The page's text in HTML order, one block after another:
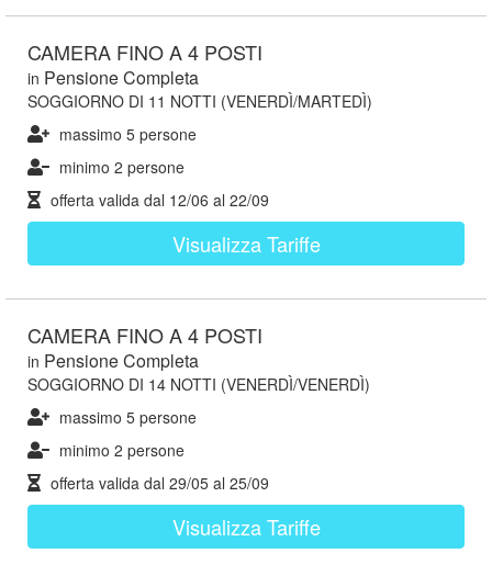
CAMERA FINO A 4 POSTI
in Pensione Completa
SOGGIORNO DI 11 NOTTI (VENERDÌ/MARTEDÌ)
massimo 5 persone
minimo 2 persone
offerta valida dal 12/06 al 22/09
Visualizza Tariffe
CAMERA FINO A 4 POSTI
in Pensione Completa
SOGGIORNO DI 14 NOTTI (VENERDÌ/VENERDÌ)
massimo 5 persone
minimo 2 persone
offerta valida dal 29/05 al 25/09
Visualizza Tariffe